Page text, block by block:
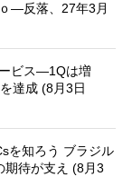
—反落、27年3月
ビス—1Qは増
達成 (8月3日
を知ろう ブラジル
期待が支え (8月3